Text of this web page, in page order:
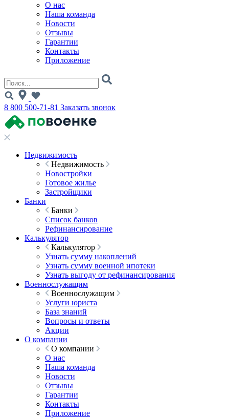
О нас
Наша команда
Новости
Отзывы
Гарантии
Контакты
Приложение
8 800 500-71-81 Заказать звонок
Недвижимость
Недвижимость
Новостройки
Готовое жилье
Застройщики
Банки
Банки
Список банков
Рефинансирование
Калькулятор
Калькулятор
Узнать сумму накоплений
Узнать сумму военной ипотеки
Узнать выгоду от рефинансирования
Военнослужащим
Военнослужащим
Услуги юриста
База знаний
Вопросы и ответы
Акции
О компании
О компании
О нас
Наша команда
Новости
Отзывы
Гарантии
Контакты
Приложение